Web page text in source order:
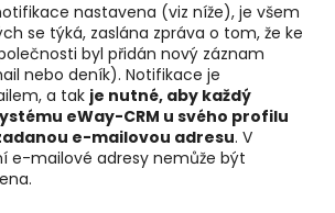
nastavena (viz níže), je všem
se týká, zaslána zpráva o tom, že ke
byl přidán nový záznam
nebo deník). Notifikace je
a tak je nutné, aby každý
eWay-CRM u svého profilu
e-mailovou adresu. V
e-mailové adresy nemůže být